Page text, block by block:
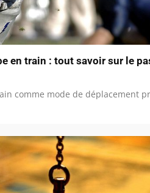
en train : tout savoir sur le
comme mode de déplacement